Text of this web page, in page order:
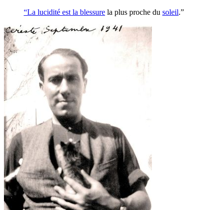
“La lucidité est la blessure la plus proche du soleil.”